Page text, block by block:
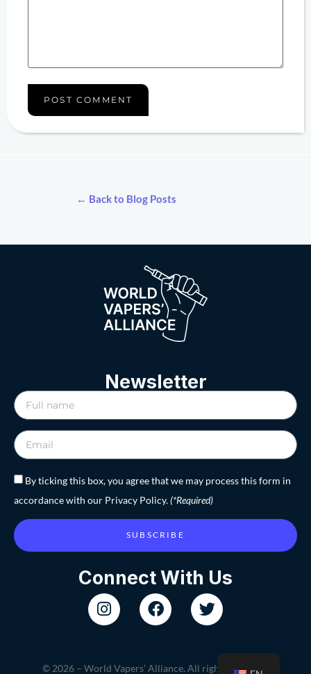
← Back to Blog Posts
Newsletter
By ticking this box, you agree that we may process this form in
accordance with our Privacy Policy.(*Required)
SUBSCRIBE
Connect With Us
© 2026 – World Vapers’ Alliance. All rights reserved.